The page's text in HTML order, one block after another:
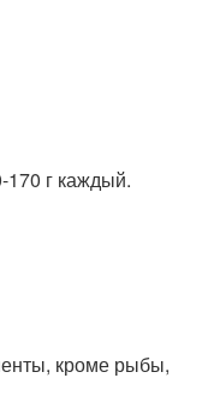
170 г каждый.
кроме рыбы,